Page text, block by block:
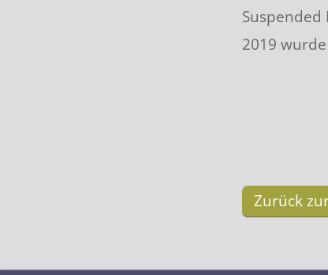
Suspended
2019
Zurück